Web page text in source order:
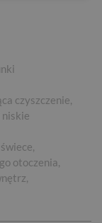
czyszczenie,
niskie
otoczenia,